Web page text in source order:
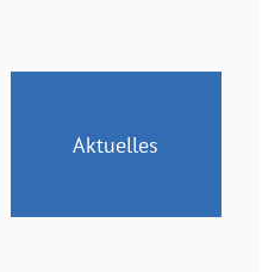
Aktuelles